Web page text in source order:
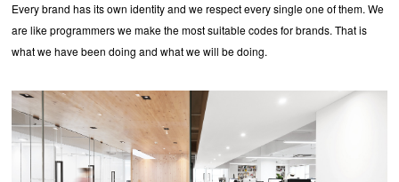
Every brand has its own identity and we respect every single one of them. We
are like programmers we make the most suitable codes for brands. That is
what we have been doing and what we will be doing.